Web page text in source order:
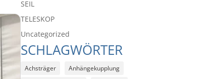
SEIL
TELESKOP
Uncategorized
SCHLAGWÖRTER
Achsträger
Anhängekupplung